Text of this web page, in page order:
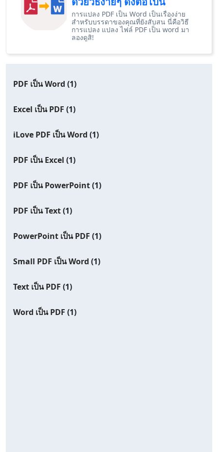
การแปลง PDF เป็น Word เป็นเรื่องง่าย
สำหรับบรรดาของคุณที่ยังสับสน นี่คือวิธี
การแปลง แปลง ไฟล์ PDF เป็น word มา
ลองดูสิ!
PDF เป็น Word (1)
Excel เป็น PDF (1)
iLove PDF เป็น Word (1)
PDF เป็น Excel (1)
PDF เป็น PowerPoint(1)
PDF เป็น Text(1)
PowerPoint เป็น PDF (1)
Small PDF เป็น Word (1)
Text เป็น PDF (1)
Word เป็น PDF (1)